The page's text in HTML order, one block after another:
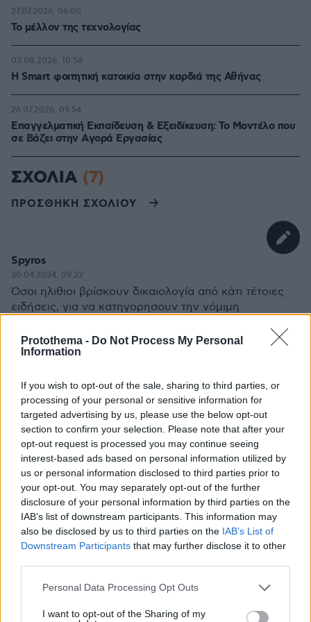
Protothema - Do Not Process My Personal
Information
If you wish to opt-out of the sale, sharing to third parties, or
processing of your personal or sensitive information for
targeted advertising by us, please use the below opt-out
section to confirm your selection. Please note that after your
opt-out request is processed you may continue seeing
interest-based ads based on personal information utilized by
us or personal information disclosed to third parties prior to
your opt-out. You may separately opt-out of the further
disclosure of your personal information by third parties on the
IAB’s list of downstream participants. This information may
also be disclosed by us to third parties on the IAB’s List of
Downstream Participants that may further disclose it to other
Please note that this website/app uses one or more Google
not limited to your visit or usage behaviour. You may click to
Personal Data Processing Opt Outs
I want to opt-out of the Sharing of my
Το μέλλον της τεχνολογίας
27.07.2026, 06:00
Η Smart φοιτητική κατοικία στην καρδιά της Αθήνας
03.08.2026, 10:56
Επαγγελματική Εκπαίδευση & Εξειδίκευση: Το Mοντέλο που
σε Bάζει στην Aγορά Eργασίας
26.07.2026, 09:54
ΣΧΟΛΙΑ (7)
ΠΡΟΣΘΗΚΗ ΣΧΟΛΙΟΥ
Spyros
30.04.2024, 09:22
Όσοι ηλιθιοι βρίσκουν δικαιολογία από κάτι τέτοιες
ειδήσεις, για να κατηγορησουν την νόμιμη
παντελώς όμως ηλιθιοι! Το πρόβλημα είναι η
ΠΑΡΆΝΟΜΗ οπλοκατοχή και όχι η Νόμιμη! Αν ο
καθαρό ποινικό μητρώο, δλδ εύκολακι μέσω της
ηλεκτρονικής πιστοποίησης), μπορεί να κατέχει όπλο
για την προστασία του ίδιου και της οικογένειας του,
τότε η εγκληματικότητα θα ήταν πολύ λιγωτερη. Το
πρόβλημα είναι η ΠΑΡΆΝΟΜΗ Οπλοκατοχή (που
δυστυχώς ανθεί και στην Ελλάδα παρολους τους
αυστηρούς νόμους) και όπου όλοι οι ποινικό, οι
εγκληματίες, οι γύφτοι, οι τρομοκρατες, οι μπράβο
και γενικά όλοι οι μη νομοταγεις έχουν όχι 1 αλλά
τουλάχιστον 10 όπλα ο καθένας και απειλούν όχι
μόνο τους απλούς νομοταγεις πολίτες αλλά και τις
δυνάμεις ασφσλειας!!! Αν ο νόμος επέτρεπε στους
νομοταγεις πολίτες με καθαρό ποινικό μητρώο να
κουβαλούν όπλα τότε οι κακοί θα το σκεφτοντουσαν
2 και 3 φορές πριν κάνουν κακό!!! Γιατί απλά θα
ήξεραν ότι θα υπάρξει ανταποδώση!!! Είναι κάτι σαν